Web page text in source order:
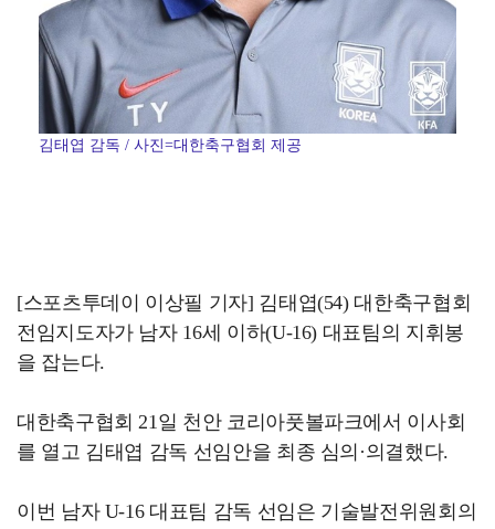
김태엽 감독 / 사진=대한축구협회 제공
[스포츠투데이 이상필 기자] 김태엽(54) 대한축구협회
전임지도자가 남자 16세 이하(U-16) 대표팀의 지휘봉
을 잡는다.
대한축구협회 21일 천안 코리아풋볼파크에서 이사회
를 열고 김태엽 감독 선임안을 최종 심의·의결했다.
이번 남자 U-16 대표팀 감독 선임은 기술발전위원회의